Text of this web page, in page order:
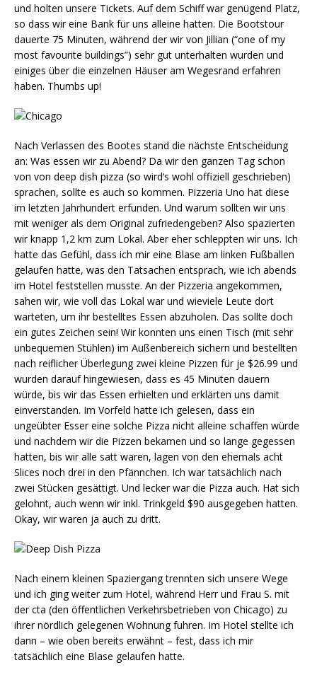
und holten unsere Tickets. Auf dem Schiff war genügend Platz,
so dass wir eine Bank für uns alleine hatten. Die Bootstour
dauerte 75 Minuten, während der wir von Jillian (“one of my
most favourite buildings”) sehr gut unterhalten wurden und
einiges über die einzelnen Häuser am Wegesrand erfahren
haben. Thumbs up!
Nach Verlassen des Bootes stand die nächste Entscheidung
an: Was essen wir zu Abend? Da wir den ganzen Tag schon
von von deep dish pizza (so wird‘s wohl offiziell geschrieben)
sprachen, sollte es auch so kommen. Pizzeria Uno hat diese
im letzten Jahrhundert erfunden. Und warum sollten wir uns
mit weniger als dem Original zufriedengeben? Also spazierten
wir knapp 1,2 km zum Lokal. Aber eher schleppten wir uns. Ich
hatte das Gefühl, dass ich mir eine Blase am linken Fußballen
gelaufen hatte, was den Tatsachen entsprach, wie ich abends
im Hotel feststellen musste. An der Pizzeria angekommen,
sahen wir, wie voll das Lokal war und wieviele Leute dort
warteten, um ihr bestelltes Essen abzuholen. Das sollte doch
ein gutes Zeichen sein! Wir konnten uns einen Tisch (mit sehr
unbequemen Stühlen) im Außenbereich sichern und bestellten
nach reiflicher Überlegung zwei kleine Pizzen für je $26.99 und
wurden darauf hingewiesen, dass es 45 Minuten dauern
würde, bis wir das Essen erhielten und erklärten uns damit
einverstanden. Im Vorfeld hatte ich gelesen, dass ein
ungeübter Esser eine solche Pizza nicht alleine schaffen würde
und nachdem wir die Pizzen bekamen und so lange gegessen
hatten, bis wir alle satt waren, lagen von den ehemals acht
Slices noch drei in den Pfännchen. Ich war tatsächlich nach
zwei Stücken gesättigt. Und lecker war die Pizza auch. Hat sich
gelohnt, auch wenn wir inkl. Trinkgeld $90 ausgegeben hatten.
Okay, wir waren ja auch zu dritt.
Nach einem kleinen Spaziergang trennten sich unsere Wege
und ich ging weiter zum Hotel, während Herr und Frau S. mit
der cta (den öffentlichen Verkehrsbetrieben von Chicago) zu
ihrer nördlich gelegenen Wohnung fuhren. Im Hotel stellte ich
dann – wie oben bereits erwähnt – fest, dass ich mir
tatsächlich eine Blase gelaufen hatte.